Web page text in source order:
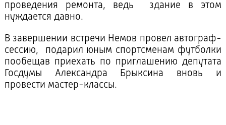
проведения ремонта, ведь здание в этом
нуждается давно.
В завершении встречи Немов провел автограф-
сессию, подарил юным спортсменам футболки
пообещав приехать по приглашению депутата
Госдумы Александра Брыксина вновь и
провести мастер-классы.